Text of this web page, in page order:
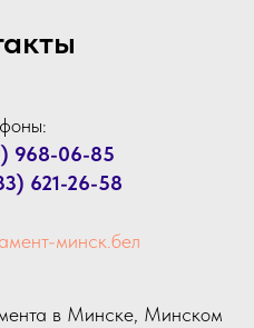
968-06-85
621-26-58
минск.бел
в Минске, Минском